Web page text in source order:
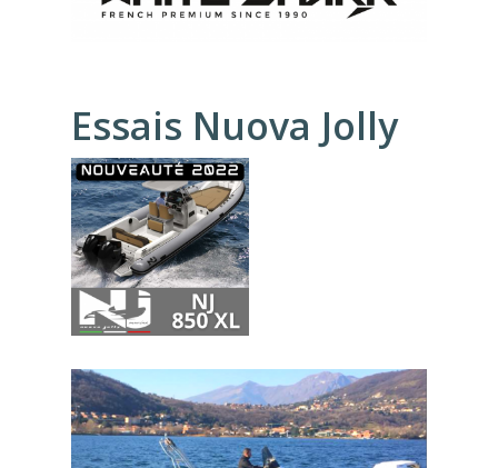
Essais Nuova Jolly